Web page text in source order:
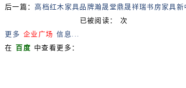
后一篇： 高档红木家具品牌瀚晟堂鼎晟祥瑞书房家具
已被阅读： 次
更多 企业广场 信息...
在 百度 中查看更多：